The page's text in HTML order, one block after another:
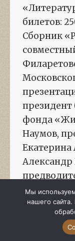
билетов:
Сборник
президент
фонда
Наумов,
Екатерина
Мы
нашего сайта.